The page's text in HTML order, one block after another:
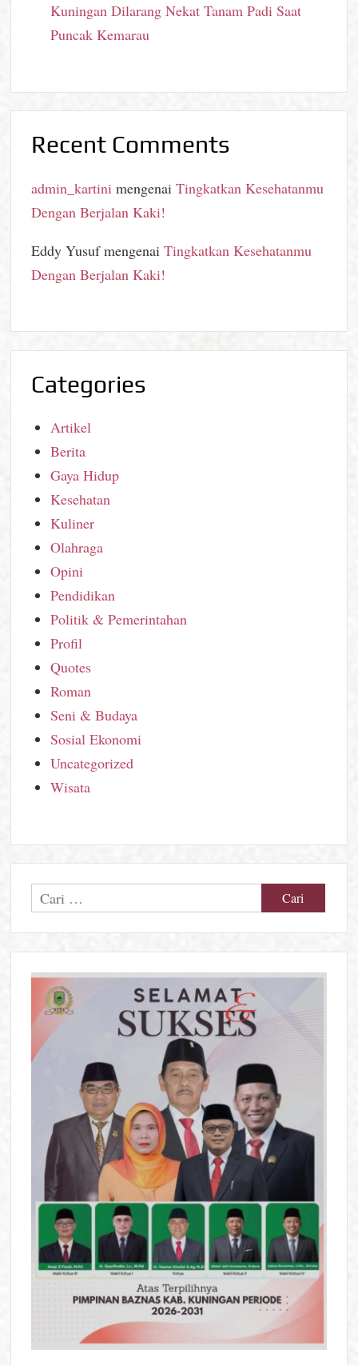
Kuningan Dilarang Nekat Tanam Padi Saat
Puncak Kemarau
Recent Comments
admin_kartini mengenaiTingkatkan Kesehatanmu
Dengan Berjalan Kaki!
Eddy YusufmengenaiTingkatkan Kesehatanmu
Dengan Berjalan Kaki!
Categories
Artikel
Berita
Gaya Hidup
Kesehatan
Kuliner
Olahraga
Opini
Pendidikan
Politik & Pemerintahan
Profil
Quotes
Roman
Seni & Budaya
Sosial Ekonomi
Uncategorized
Wisata
Cari
untuk: